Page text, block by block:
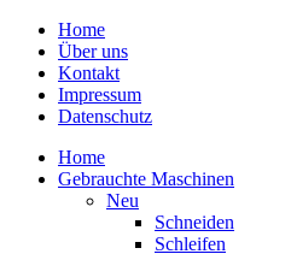
Home
Über uns
Kontakt
Impressum
Datenschutz
Home
Gebrauchte Maschinen
Neu
Schneiden
Schleifen